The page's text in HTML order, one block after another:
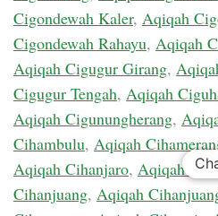
Cigondewah Kaler, Aqiqah
Cigondewah Rahayu, Aqiqah
Aqiqah Cigugur Girang,
Cigugur Tengah, Aqiqah
Aqiqah Cigunungherang,
Cihambulu, Aqiqah
Aqiqah Cihanjaro, Aqiqah
Cihanjuang, Aqiqah